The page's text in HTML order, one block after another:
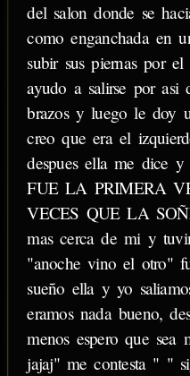
del salon donde se
como enganchada en
subir sus piernas por
ayudo a salirse por
brazos y luego le doy
creo que era el
despues ella me dice
FUE LA PRIMERA
VECES QUE LA
mas cerca de mi y
"anoche vino el otro"
sueño ella y yo
eramos nada bueno,
menos espero que
jajaj" me contesta " "